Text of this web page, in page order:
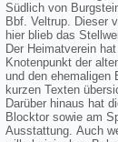
Südlich von
Bbf. Veltrup. Dieser
hier blieb das
Der Heimatverein
Knotenpunkt der
und den ehemaligen
kurzen Texten
Darüber hinaus hat
Blocktor sowie am
Ausstattung. Auch